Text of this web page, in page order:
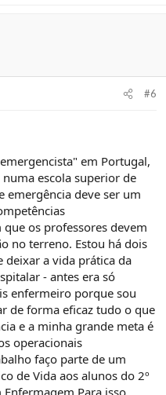
#6
em Portugal,
escola superior de
emergência deve ser um
os professores devem
no terreno. Estou há dois
deixar a vida prática da
- antes era só
enfermeiro porque sou
de forma eficaz tudo o que
e a minha grande meta é
operacionais
faço parte de um
de Vida aos alunos do 2º